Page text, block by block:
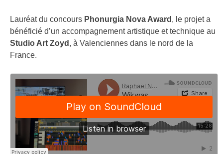
Lauréat du concours Phonurgia Nova Award , le projet a
bénéficié d’un accompagnement artistique et technique au
Studio Art Zoyd , à Valenciennes dans le nord de la
France.